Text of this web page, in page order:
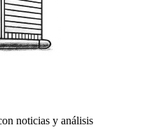
noticias y análisis